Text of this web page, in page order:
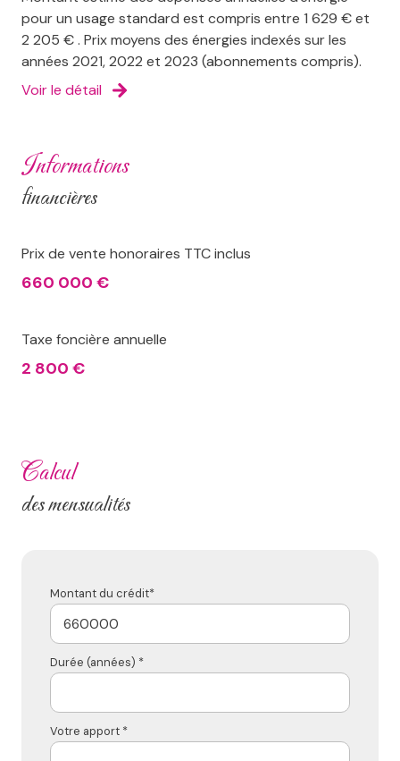
pour un usage standard est compris entre 1 629 € et
2 205 € . Prix moyens des énergies indexés sur les
années 2021, 2022 et 2023 (abonnements compris).
Voir le détail
informations
financières
Prix de vente honoraires TTC inclus
660 000 €
Taxe foncière annuelle
2 800 €
calcul
des mensualités
Montant du crédit*
Durée (années) *
Votre apport *